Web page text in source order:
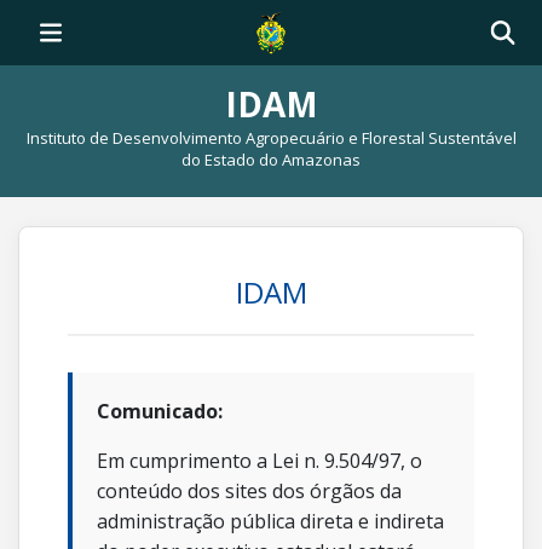
IDAM
Instituto de Desenvolvimento Agropecuário e Florestal Sustentável
do Estado do Amazonas
IDAM
Comunicado:
Em cumprimento a Lei n. 9.504/97, o
conteúdo dos sites dos órgãos da
administração pública direta e indireta